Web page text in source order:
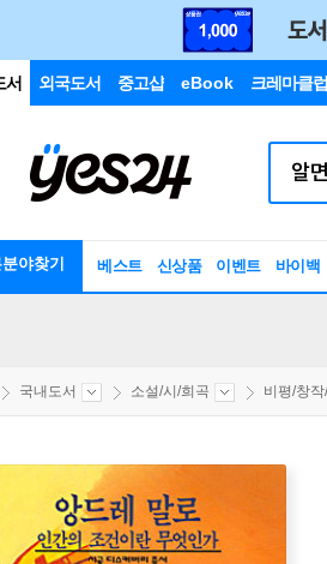
서 외국도서 중고샵 eBook 크레마클럽
야찾기 베스트 신상품 이벤트 바이백
국내도서 소설/시/희곡 비평/창